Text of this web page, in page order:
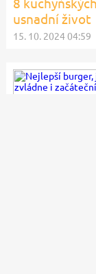
8
usnadní život
15. 10. 2024 04:59